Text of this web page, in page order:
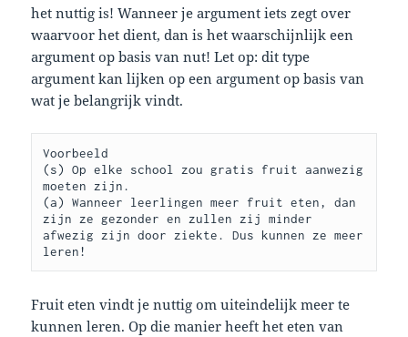
het nuttig is! Wanneer je argument iets zegt over
waarvoor het dient, dan is het waarschijnlijk een
argument op basis van nut! Let op: dit type
argument kan lijken op een argument op basis van
wat je belangrijk vindt.
Voorbeeld
(s) Op elke school zou gratis fruit aanwezig
moeten zijn.
(a) Wanneer leerlingen meer fruit eten, dan
zijn ze gezonder en zullen zij minder
afwezig zijn door ziekte. Dus kunnen ze meer
leren!
Fruit eten vindt je nuttig om uiteindelijk meer te
kunnen leren. Op die manier heeft het eten van